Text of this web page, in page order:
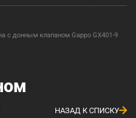
с донным клапаном Gappo GX401-9
НАЗАД К СПИСКУ